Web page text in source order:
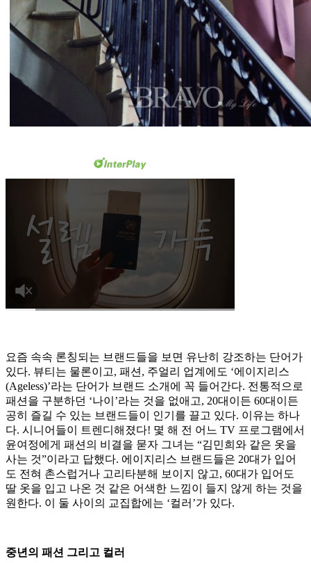
요즘 속속 론칭되는 브랜드들을 보면 유난히 강조하는 단어가
있다. 뷰티는 물론이고, 패션, 주얼리 업계에도 ‘에이지리스
(Ageless)’라는 단어가 브랜드 소개에 꼭 들어간다. 전통적으로
패션을 구분하던 ‘나이’라는 것을 없애고, 20대이든 60대이든
공히 즐길 수 있는 브랜드들이 인기를 끌고 있다. 이유는 하나
다. 시니어들이 트렌디해졌다! 몇 해 전 어느 TV 프로그램에서
윤여정에게 패션의 비결을 묻자 그녀는 “김민희와 같은 옷을
사는 것”이라고 답했다. 에이지리스 브랜드들은 20대가 입어
도 전혀 촌스럽거나 고리타분해 보이지 않고, 60대가 입어도
딸 옷을 입고 나온 것 같은 어색한 느낌이 들지 않게 하는 것을
원한다. 이 둘 사이의 교집합에는 ‘컬러’가 있다.
중년의 패션 그리고 컬러